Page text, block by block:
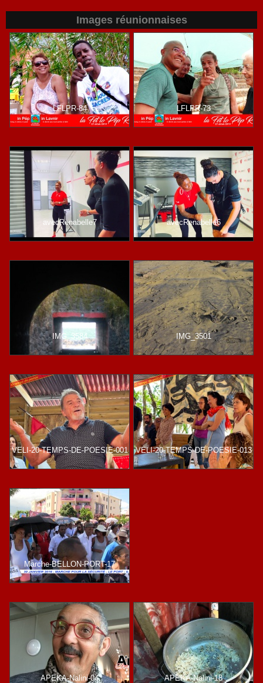
Images réunionnaises
LFLPR-84 LFLPR-73
avecRenabelle7 avecRenabelle6
IMG_3584 IMG_3501
VELI-20-TEMPS-DE-POESIE-001 VELI-20-TEMPS-DE-POESIE-013
Marche-BELLON-PORT-17
APEKA-Nalini-04 APEKA-Nalini-18